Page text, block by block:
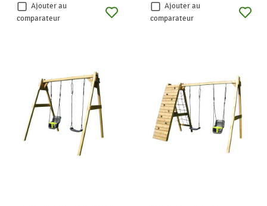
Ajouter au
comparateur
Ajouter au
comparateur